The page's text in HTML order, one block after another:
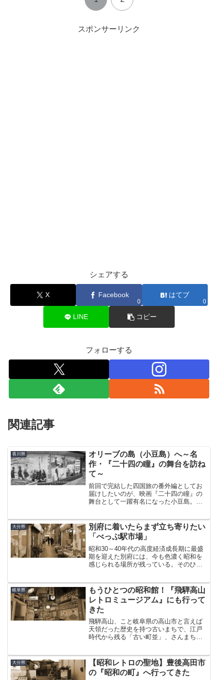
スポンサーリンク
シェアする
X Facebook
0
はてブ
0
LINE コピー
フォローする
関連記事
香川県
オリーブの島（小豆島）へ～名
作・『二十四の瞳』の舞台を訪ね
て～
前回で完結した四国旅の番外編としてお
届けしたいのが、映画『二十四の瞳』の
舞台として一躍有名になった小豆島。実
船を使う時点で「ふらっと」のレベルか
ら逸脱してるわけなんだ...
大分県
別府に着いたらまず立ち寄りたい
「べっぷ駅市場」
昭和30～40年代の高度経済成長期に最盛
期を迎えた別府には、今も色濃く昭和を
感じられる場所が残っている。そのひと
い物で訪れる現役の市場だ。場所は駅の
南側、線路の高架...
岐阜県
もうひとつの昭和館！『飛騨高山
レトロミュージアム』にも行って
きた
飛騨高山、こと岐阜県の高山市と言えば
天領だった歴史を持つ古いまちで、江戸
時代から残る「古い町並」、さんまち通
ることを紹介したばかりではあるんです
が、、 実はもうひとつ同...
大分県
【昭和レトロの聖地】豊後高田市
の『昭和の町』へ行ってきた